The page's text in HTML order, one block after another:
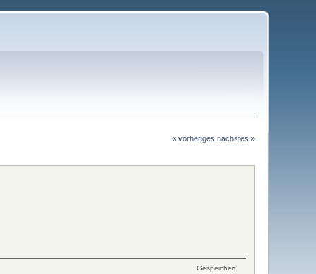
« vorheriges nächstes »
Gespeichert